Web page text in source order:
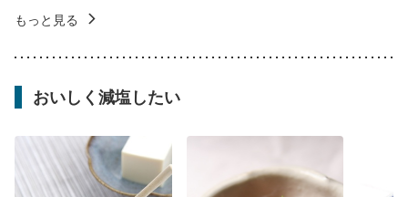
もっと見る
おいしく減塩したい